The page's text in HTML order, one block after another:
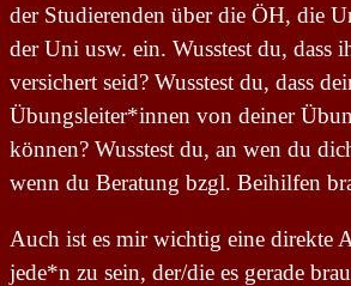
der Studierenden über die ÖH, die
der Uni usw. ein. Wusstest du, dass
versichert seid? Wusstest du, dass
Übungsleiter*innen von deiner
können? Wusstest du, an wen du
wenn du Beratung bzgl. Beihilfen
Auch ist es mir wichtig eine direkte
jede*n zu sein, der/die es gerade